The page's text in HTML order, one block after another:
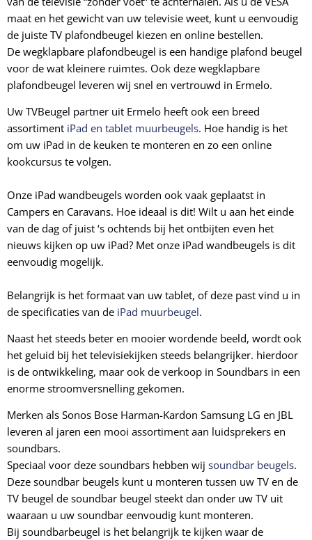
maat en het gewicht van uw televisie weet, kunt u eenvoudig
de juiste TV plafondbeugel kiezen en online bestellen.
De wegklapbare plafondbeugel is een handige plafond beugel
voor de wat kleinere ruimtes. Ook deze wegklapbare
plafondbeugel leveren wij snel en vertrouwd in Ermelo.
Uw TVBeugel partner uit Ermelo heeft ook een breed
assortiment iPad en tablet muurbeugels. Hoe handig is het
om uw iPad in de keuken te monteren en zo een online
kookcursus te volgen.
Onze iPad wandbeugels worden ook vaak geplaatst in
Campers en Caravans. Hoe ideaal is dit! Wilt u aan het einde
van de dag of juist ‘s ochtends bij het ontbijten even het
nieuws kijken op uw iPad? Met onze iPad wandbeugels is dit
eenvoudig mogelijk.
Belangrijk is het formaat van uw tablet, of deze past vind u in
de specificaties van de iPad muurbeugel.
Naast het steeds beter en mooier wordende beeld, wordt ook
het geluid bij het televisiekijken steeds belangrijker. hierdoor
is de ontwikkeling, maar ook de verkoop in Soundbars in een
enorme stroomversnelling gekomen.
Merken als Sonos Bose Harman-Kardon Samsung LG en JBL
leveren al jaren een mooi assortiment aan luidsprekers en
soundbars.
Speciaal voor deze soundbars hebben wij soundbar beugels.
Deze soundbar beugels kunt u monteren tussen uw TV en de
TV beugel de soundbar beugel steekt dan onder uw TV uit
waaraan u uw soundbar eenvoudig kunt monteren.
Bij soundbarbeugel is het belangrijk te kijken waar de